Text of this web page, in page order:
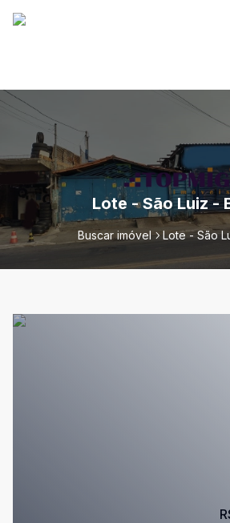
Lote - São Luiz -
Buscar imóvel Lote - São